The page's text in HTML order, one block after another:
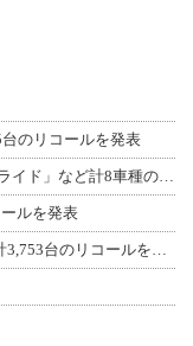
のリコールを発表
【ハーレー】「スポーツスターS」「ロードグライド」など計8車種のリコールを発表
ルを発表
【トライアンフ】ボンネビル T100 など6車種計3,753台のリコールを発表